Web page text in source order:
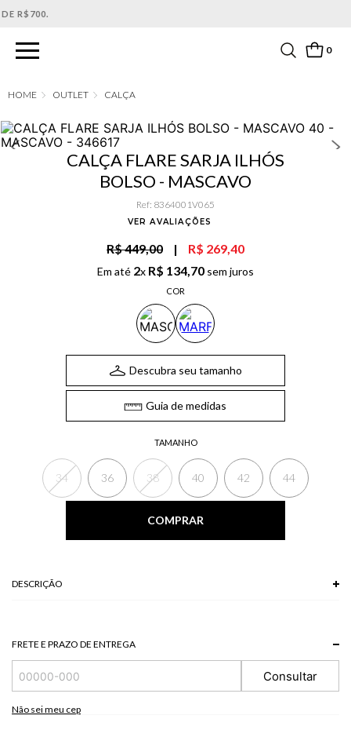
0
OUTLET CALÇA
CALÇA FLARE SARJA ILHÓS
BOLSO - MASCAVO
Ref: 8364001V065
VER AVALIAÇÕES
R$ 449,00 | R$ 269,40
Em até 2x R$ 134,70 sem juros
COR
TAMANHO
34 36 38 40 42 44
Descubra seu tamanho
Guia de medidas
COMPRAR
DESCRIÇÃO
Modelo veste P.
FRETE E PRAZO DE ENTREGA
Consultar
Não sei meu cep